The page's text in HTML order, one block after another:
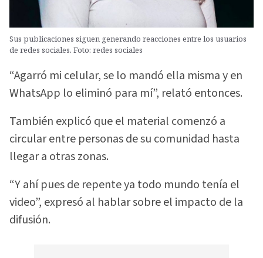
Sus publicaciones siguen generando reacciones entre los usuarios
de redes sociales. Foto: redes sociales
“Agarró mi celular, se lo mandó ella misma y en
WhatsApp lo eliminó para mí”, relató entonces.
También explicó que el material comenzó a
circular entre personas de su comunidad hasta
llegar a otras zonas.
“Y ahí pues de repente ya todo mundo tenía el
video”, expresó al hablar sobre el impacto de la
difusión.